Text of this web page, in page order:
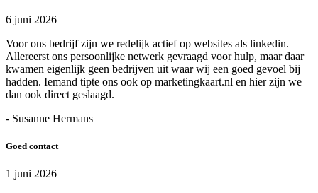
6 juni 2026
Voor ons bedrijf zijn we redelijk actief op websites als linkedin.
Allereerst ons persoonlijke netwerk gevraagd voor hulp, maar daar
kwamen eigenlijk geen bedrijven uit waar wij een goed gevoel bij
hadden. Iemand tipte ons ook op marketingkaart.nl en hier zijn we
dan ook direct geslaagd.
- Susanne Hermans
Goed contact
1 juni 2026